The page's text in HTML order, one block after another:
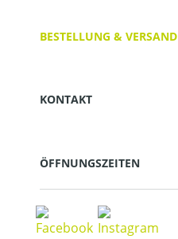
BESTELLUNG & VERSAND
KONTAKT
ÖFFNUNGSZEITEN